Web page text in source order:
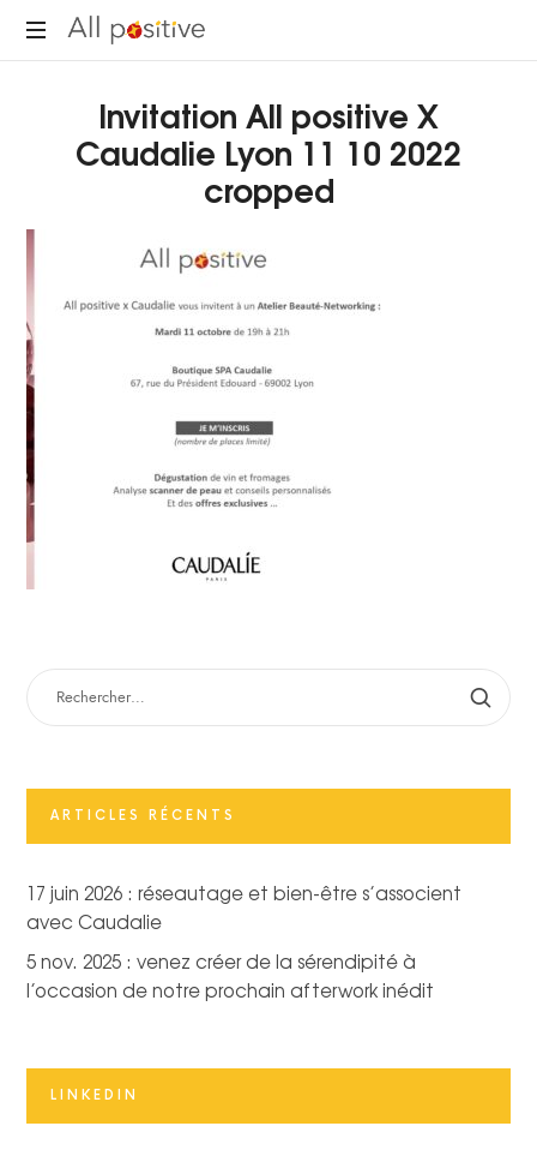
All
réinventer."
Invitation All positive X
Caudalie Lyon 11 10 2022
cropped
RECHERCHER :
ARTICLES RÉCENTS
17 juin 2026 : réseautage et bien-être s’associent
avec Caudalie
5 nov. 2025 : venez créer de la sérendipité à
l’occasion de notre prochain afterwork inédit
LINKEDIN